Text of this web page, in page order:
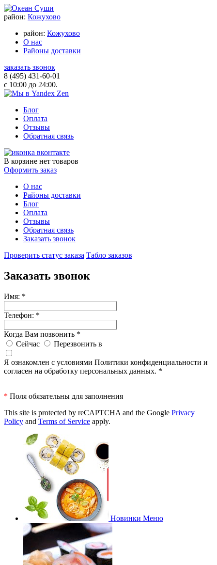
район: Кожухово
район: Кожухово
О нас
Районы доставки
заказать звонок
8 (495) 431-60-01
с 10:00 до 24:00.
Блог
Оплата
Отзывы
Обратная связь
В корзине нет товаров
Оформить заказ
О нас
Районы доставки
Блог
Оплата
Отзывы
Обратная связь
Заказать звонок
Проверить статус заказа Табло заказов
Заказать звонок
Имя: *
Телефон: *
Когда Вам позвонить *
Сейчас
Перезвонить в
Я ознакомлен с условиями Политики конфиденциальности и
согласен на обработку персональных данных. *
* Поля обязательны для заполнения
This site is protected by reCAPTCHA and the Google Privacy
Policy and Terms of Service apply.
Новинки Меню